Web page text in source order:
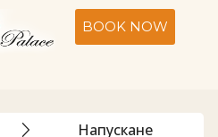
BOOK NOW